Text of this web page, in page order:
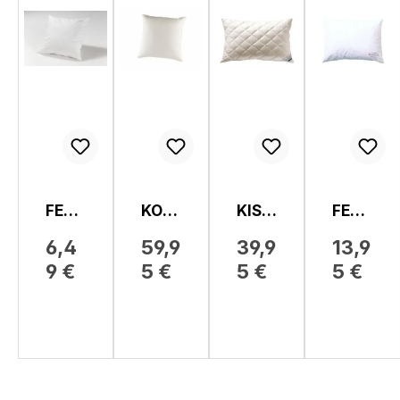
FEDE
SEN
6,4
9 €
KOPF
EN,
SLEE
59,9
5 €
KISS
E45
BAM
39,9
5 €
FEDE
SEN
13,9
5 €